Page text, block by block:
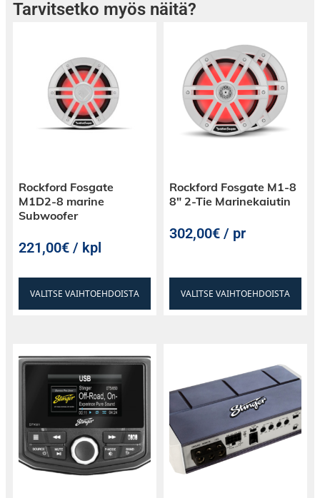
Kuvittele matkailevasi jykevän basson ja
kirkkaiden korkeiden sävyjen seurassa – siinä
Tyylikkäät suunnittelut, luotettavuus ja
sitoutuminen innovaatioon tekevät
Soundigitalista valinnan niille, jotka vaativat
poikkeuksellista ääntä.
Tarvitsetko myös näitä?
Rockford Fosgate
M1D2-8 marine
Subwoofer
221,00€ / kpl
VALITSE VAIHTOEHDOISTA
Rockford Fosgate M1-8
8″ 2-Tie Marinekaiutin
302,00€ / pr
VALITSE VAIHTOEHDOISTA